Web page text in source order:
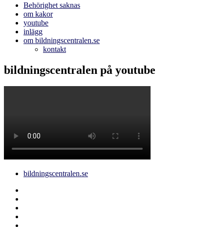
Behörighet saknas
om kakor
youtube
inlägg
om bildningscentralen.se
kontakt
bildningscentralen på youtube
bildningscentralen.se